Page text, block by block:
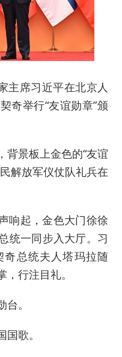
主席习近平在北京人
奇举行“友谊勋章”颁
背景板上金色的“友谊
解放军仪仗队礼兵在
响起，金色大门徐徐
统一同步入大厅。习
总统夫人塔玛拉随
行注目礼。
。
歌。